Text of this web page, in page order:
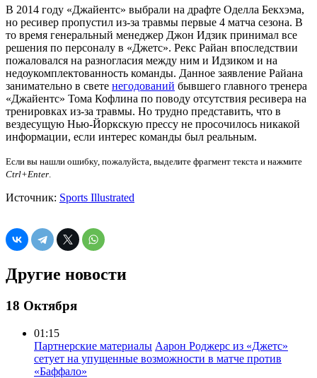
В 2014 году «Джайентс» выбрали на драфте Оделла Бекхэма,
но ресивер пропустил из-за травмы первые 4 матча сезона. В
то время генеральный менеджер Джон Идзик принимал все
решения по персоналу в «Джетс». Рекс Райан впоследствии
пожаловался на разногласия между ним и Идзиком и на
недоукомплектованность команды. Данное заявление Райана
занимательно в свете негодований бывшего главного тренера
«Джайентс» Тома Кофлина по поводу отсутствия ресивера на
тренировках из-за травмы. Но трудно представить, что в
вездесущую Нью-Йоркскую прессу не просочилось никакой
информации, если интерес команды был реальным.
Если вы нашли ошибку, пожалуйста, выделите фрагмент текста и нажмите
Ctrl+Enter.
Источник: Sports Illustrated
Другие новости
18 Октября
01:15
Партнерские материалы Аарон Роджерс из «Джетс»
сетует на упущенные возможности в матче против
«Баффало»